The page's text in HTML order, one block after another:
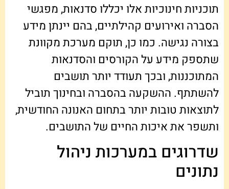
תוכניות חינוכיות אלו יכללו סדנאות, מפגשי
הסברה ואירועים קהילתיים, בהם יינתן מידע
בצורה נגישה. כמו כן, תוקם מערכת מקוונת
שתספק מידע על הקורסים והסדנאות
המתוכננות, ובכך תעודד יותר תושבים
להשתתף. ההשקעה בהסברה ובחינוך תוביל
לתוצאות טובות יותר בתחום האנונה החודשית,
ותשפר את איכות החיים של התושבים.
שדרוגים במערכות ניהול
נתונים